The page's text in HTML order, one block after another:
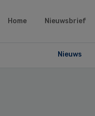
Home Nieuwsbrief
Nieuws